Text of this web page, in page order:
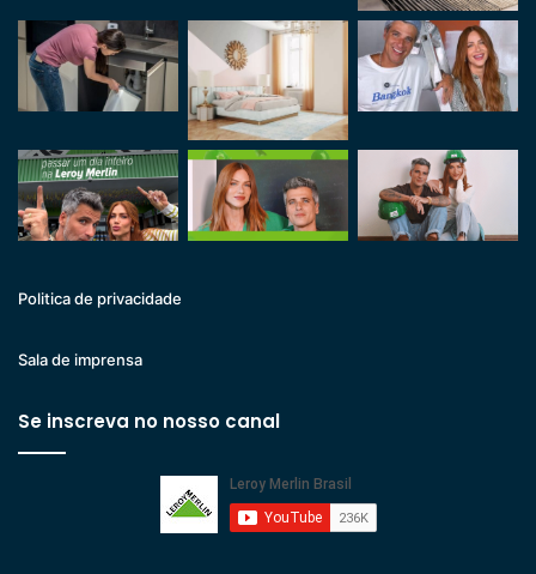
Politica de privacidade
Sala de imprensa
Se inscreva no nosso canal